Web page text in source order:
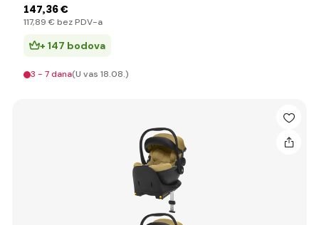
147,36 €
117,89 € bez PDV-a
+ 147 bodova
3 - 7 dana(U vas 18.08.)